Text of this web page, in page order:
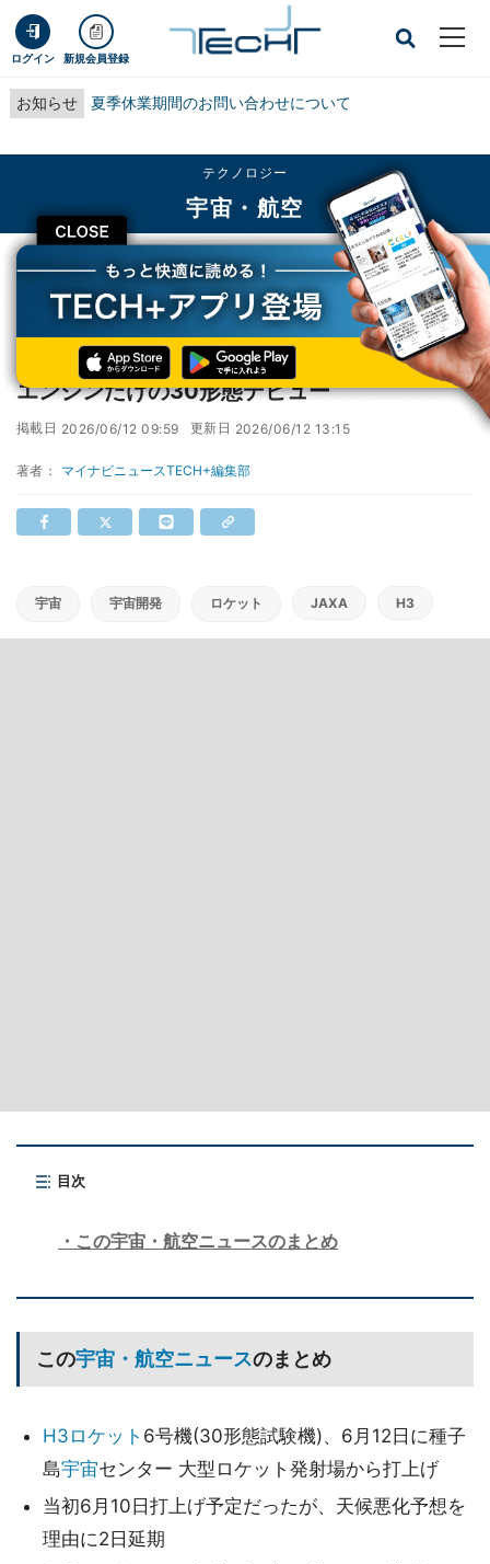
ログイン 新規会員登録
お知らせ 夏季休業期間のお問い合わせについて
CLOSE
テクノロジー
宇宙・航空
TECH+ テクノロジー
宇宙・航空
【更新】H3ロケット6号機打上げ成功 液体エンジンだけの30形態デビュー
【更新】H3ロケット6号機打上げ成功 液体
エンジンだけの30形態デビュー
掲載日 2026/06/12 09:59 更新日 2026/06/12 13:15
著者： マイナビニュースTECH+編集部
宇宙 宇宙開発 ロケット JAXA H3
目次
この宇宙・航空ニュースのまとめ
この宇宙・航空ニュースのまとめ
H3 ロケット 6号機(30形態試験機)、6月12日に種子
島宇宙センター 大型ロケット発射場から打上げ
当初6月10日打上げ予定だったが、天候悪化予想を
理由に2日延期